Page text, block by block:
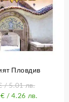
options
may
be
chosen
on
product
Пловдив
/ 5.01 лв.
€ / 4.26 лв.